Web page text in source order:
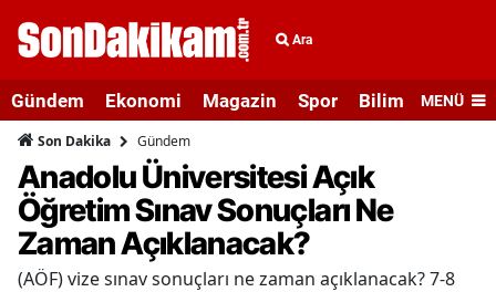
Ara
Gündem Ekonomi Magazin Spor Bilim veMENÜ
Son Dakika Gündem
Anadolu Üniversitesi Açık
Öğretim Sınav Sonuçları Ne
Zaman Açıklanacak?
(AÖF) vize sınav sonuçları ne zaman açıklanacak? 7-8